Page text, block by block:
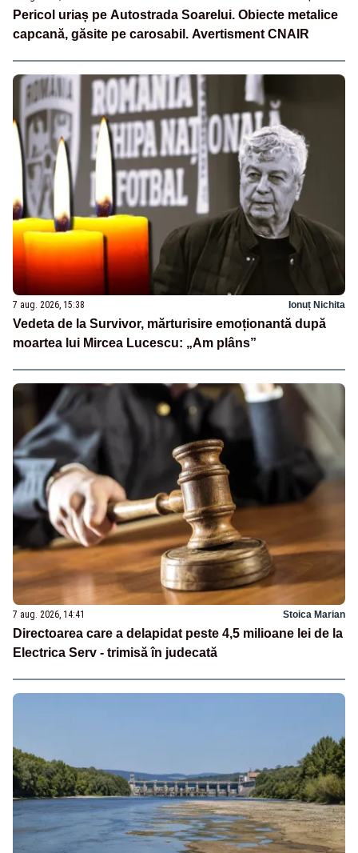
Pericol uriaș pe Autostrada Soarelui. Obiecte metalice
capcană, găsite pe carosabil. Avertisment CNAIR
7 aug. 2026, 15:38 Ionuț Nichita
Vedeta de la Survivor, mărturisire emoționantă după
moartea lui Mircea Lucescu: „Am plâns”
7 aug. 2026, 14:41 Stoica Marian
Directoarea care a delapidat peste 4,5 milioane lei de la
Electrica Serv - trimisă în judecată